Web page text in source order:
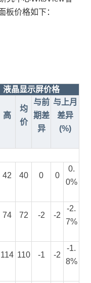
板价格如下：
液晶显示屏价格
高
均
价
与前
期差
异
与上月
差异
(%)
42 40 0 0
0.
0%
74 72 -2 -2
-2.
7%
114 110 -1 -2
-1.
8%